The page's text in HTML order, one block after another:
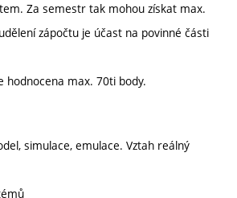
Za semestr tak mohou získat max.
zápočtu je účast na povinné části
hodnocena max. 70ti body.
simulace, emulace. Vztah reálný